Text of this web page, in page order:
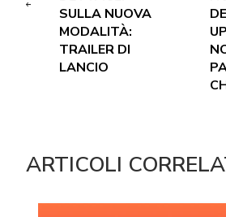
SULLA NUOVA
MODALITÀ:
TRAILER DI
LANCIO
ARTICOLI